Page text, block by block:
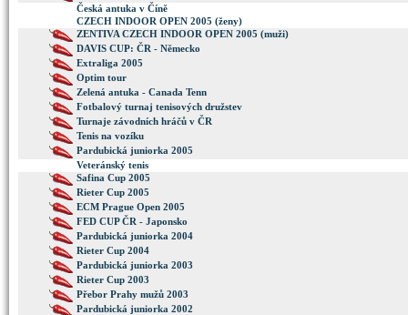
Česká antuka v Číně
CZECH INDOOR OPEN 2005 (ženy)
ZENTIVA CZECH INDOOR OPEN 2005 (muži)
DAVIS CUP: ČR - Německo
Extraliga 2005
Optim tour
Zelená antuka - Canada Tenn
Fotbalový turnaj tenisových družstev
Turnaje závodních hráčů v ČR
Tenis na vozíku
Pardubická juniorka 2005
Veteránský tenis
Safina Cup 2005
Rieter Cup 2005
ECM Prague Open 2005
FED CUP ČR - Japonsko
Pardubická juniorka 2004
Rieter Cup 2004
Pardubická juniorka 2003
Rieter Cup 2003
Přebor Prahy mužů 2003
Pardubická juniorka 2002